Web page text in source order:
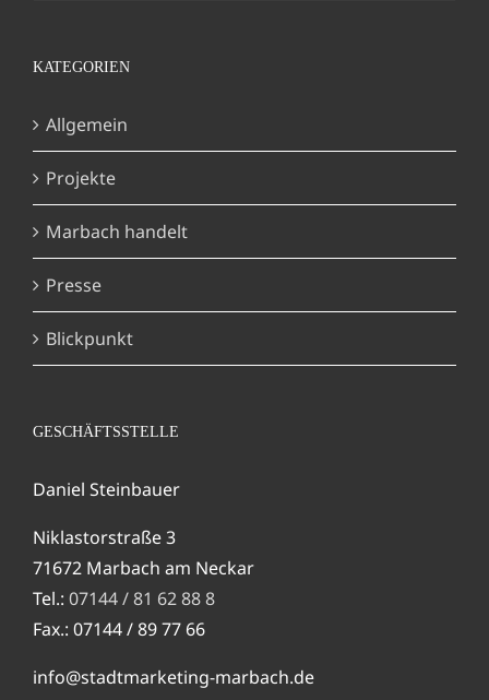
KATEGORIEN
Allgemein
Projekte
Marbach handelt
Presse
Blickpunkt
GESCHÄFTSSTELLE
Daniel Steinbauer
Niklastorstraße 3
71672 Marbach am Neckar
Tel.: 07144 / 81 62 88 8
Fax.: 07144 / 89 77 66
info@stadtmarketing-marbach.de